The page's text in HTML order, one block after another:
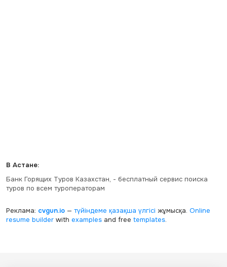
В Астане:
Банк Горящих Туров Казахстан, - бесплатный сервис поиска
туров по всем туроператорам
Реклама: cvgun.io— түйіндеме қазақша үлгісі жұмысқа. Online
resume builderwith examplesand free templates.